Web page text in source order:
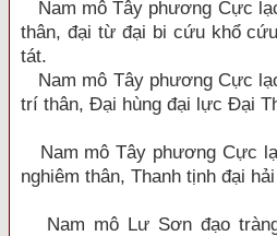
Nam mô Tây phương Cực
thân, đại từ đại bi cứu khổ
tát.
Nam mô Tây phương Cực
trí thân, Đại hùng đại lực Đại
Nam mô Tây phương Cực
nghiêm thân, Thanh tịnh đại
Nam mô Lư Sơn đạo